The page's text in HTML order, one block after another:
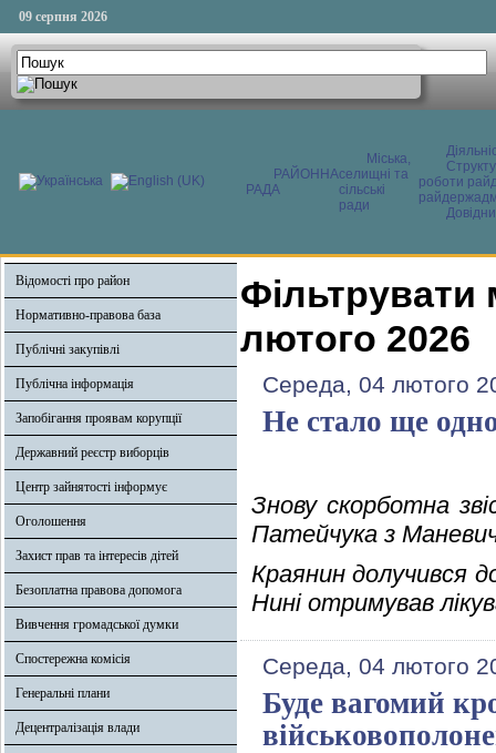
09 серпня 2026
РАЙОННА
РАДА
Міська,
селищні та
сільські
ради
роботи
Відомості про район
Нормативно-правова база
Публічні закупівлі
Публічна інформація
Запобігання проявам корупції
Державний реєстр виборців
Центр зайнятості інформує
Оголошення
Захист прав та інтересів дітей
Безоплатна правова допомога
Вивчення громадської думки
Спостережна комісія
Генеральні плани
Децентралізація влади
Фільтрувати
лютого 2026
Середа, 04 лютого
Не стало ще
Знову скорботна
Патейчука з
Краянин долучився
Нині отримував
Середа, 04 лютого
Буде вагомий